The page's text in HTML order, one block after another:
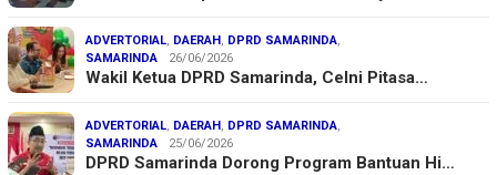
ADVERTORIAL, DAERAH , DPRD SAMARINDA,
SAMARINDA
26/06/2026
Wakil Ketua DPRD Samarinda, Celni Pitasa…
ADVERTORIAL, DAERAH , DPRD SAMARINDA,
SAMARINDA
25/06/2026
DPRD Samarinda Dorong Program Bantuan Hi…